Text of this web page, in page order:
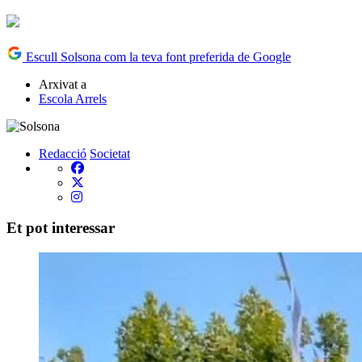
Escull Solsona com la teva font preferida de Google
Arxivat a
Escola Arrels
Redacció Societat
Et pot interessar